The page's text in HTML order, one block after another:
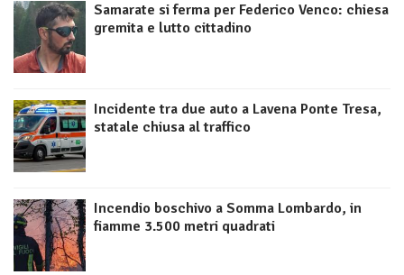
Samarate si ferma per Federico Venco: chiesa
gremita e lutto cittadino
Incidente tra due auto a Lavena Ponte Tresa,
statale chiusa al traffico
Incendio boschivo a Somma Lombardo, in
fiamme 3.500 metri quadrati